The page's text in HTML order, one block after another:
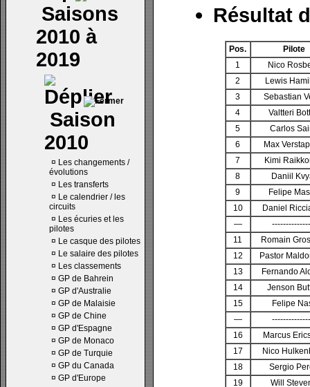
Saisons
2010 à
2019
Saison
2010
¤ Les changements /
évolutions
¤ Les transferts
¤ Le calendrier / les
circuits
¤ Les écuries et les
pilotes
¤ Le casque des pilotes
¤ Le salaire des pilotes
¤ Les classements
¤ GP de Bahrein
¤ GP d'Australie
¤ GP de Malaisie
¤ GP de Chine
¤ GP d'Espagne
¤ GP de Monaco
¤ GP de Turquie
¤ GP du Canada
¤ GP d'Europe
Résultat
Pos.
Pilote
1
Nico
2
Lewis
3
Sebastian
4
Valtteri
5
Carlos
6
Max
7
Kimi
8
Daniil
9
Felipe
10
Daniel
—
11
Romain
12
Pastor
13
Fernando
14
Jenson
15
Felipe
—
16
Marcus
17
Nico
18
Sergio
19
Will